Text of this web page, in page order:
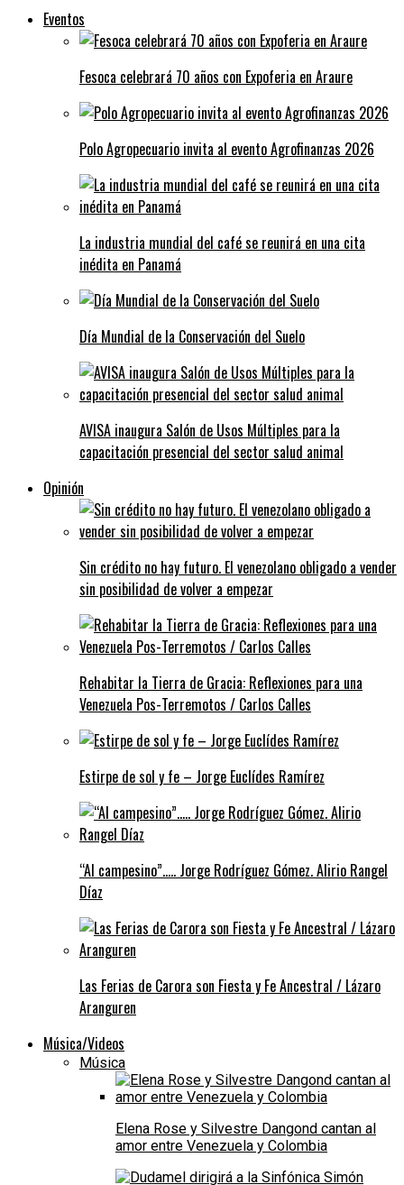
Eventos
Fesoca celebrará 70 años con Expoferia en Araure
Polo Agropecuario invita al evento Agrofinanzas 2026
La industria mundial del café se reunirá en una cita
inédita en Panamá
Día Mundial de la Conservación del Suelo
AVISA inaugura Salón de Usos Múltiples para la
capacitación presencial del sector salud animal
Opinión
Sin crédito no hay futuro. El venezolano obligado a vender
sin posibilidad de volver a empezar
Rehabitar la Tierra de Gracia: Reflexiones para una
Venezuela Pos-Terremotos / Carlos Calles
Estirpe de sol y fe – Jorge Euclídes Ramírez
“Al campesino”….. Jorge Rodríguez Gómez. Alirio Rangel
Díaz
Las Ferias de Carora son Fiesta y Fe Ancestral / Lázaro
Aranguren
Música/Videos
Música
Elena Rose y Silvestre Dangond cantan al
amor entre Venezuela y Colombia